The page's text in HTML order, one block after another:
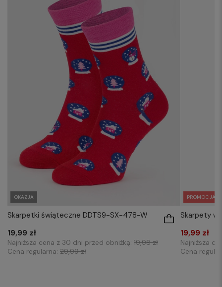
OKAZJA
Skarpetki świąteczne DDTS9-SX-478-W
19,99 zł
Najniższa cena z 30 dni przed obniżką: 19,98 zł
Cena regularna: 29,99 zł
PROMOCJA
Skarpety
19,99 zł
Najniższa
Cena